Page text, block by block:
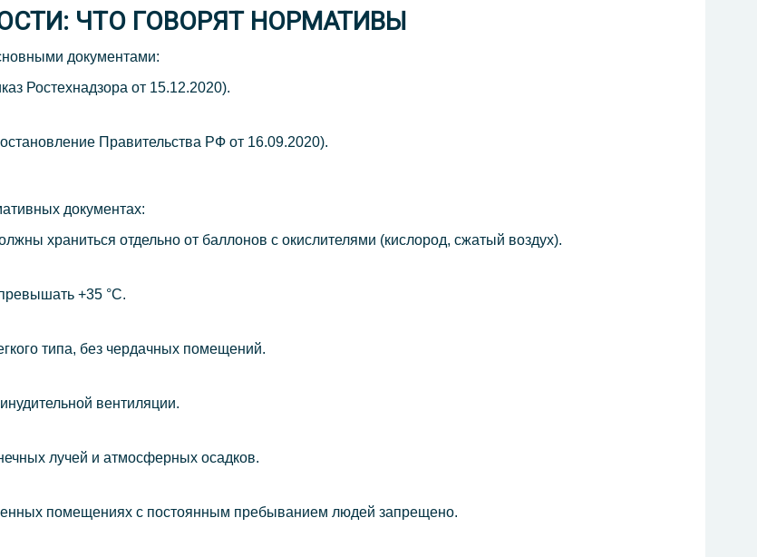
ЧТО ГОВОРЯТ НОРМАТИВЫ
документами:
Ростехнадзора от 15.12.2020).
Правительства РФ от 16.09.2020).
документах:
храниться отдельно от баллонов с окислителями (кислород, сжатый воздух).
+35 °C.
типа, без чердачных помещений.
вентиляции.
лучей и атмосферных осадков.
помещениях с постоянным пребыванием людей запрещено.